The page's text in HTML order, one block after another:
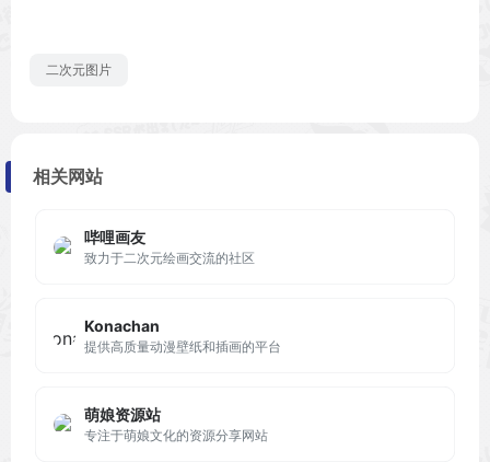
二次元图片
相关网站
哔哩画友
致力于二次元绘画交流的社区
Konachan
提供高质量动漫壁纸和插画的平台
萌娘资源站
专注于萌娘文化的资源分享网站